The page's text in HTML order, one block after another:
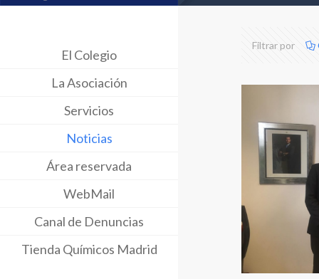
El Colegio
La Asociación
Servicios
Noticias
Área reservada
WebMail
Canal de Denuncias
Tienda Químicos Madrid
Filtrar por